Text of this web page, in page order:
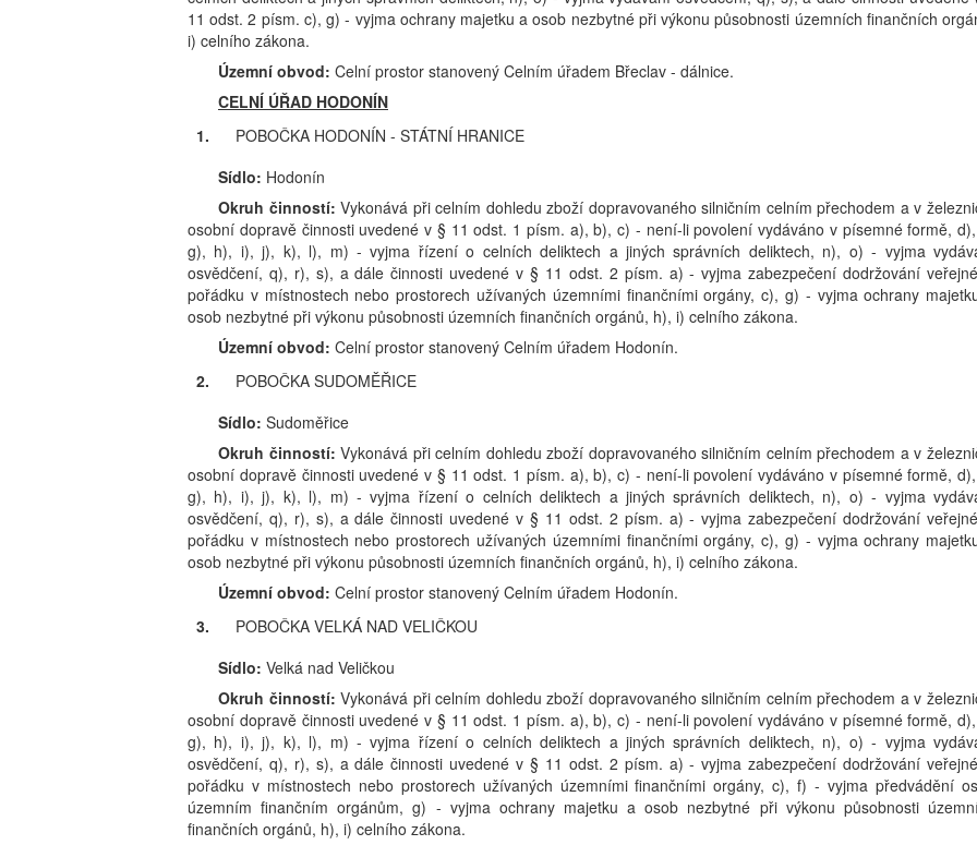
11 odst. 2 písm. c), g) - vyjma ochrany majetku a osob nezbytné při výkonu působnosti územních finančních
i) celního zákona.
Územní obvod: Celní prostor stanovený Celním úřadem Břeclav - dálnice.
CELNÍ ÚŘAD HODONÍN
1.
POBOČKA HODONÍN - STÁTNÍ HRANICE
Sídlo: Hodonín
Okruh činností: Vykonává při celním dohledu zboží dopravovaného silničním celním přechodem a v
osobní dopravě činnosti uvedené v § 11 odst. 1 písm. a), b), c) - není-li povolení vydáváno v písemné formě,
g), h), i), j), k), l), m) - vyjma řízení o celních deliktech a jiných správních deliktech, n), o) - vyjma
osvědčení, q), r), s), a dále činnosti uvedené v § 11 odst. 2 písm. a) - vyjma zabezpečení dodržování
pořádku v místnostech nebo prostorech užívaných územními finančními orgány, c), g) - vyjma ochrany
osob nezbytné při výkonu působnosti územních finančních orgánů, h), i) celního zákona.
Územní obvod: Celní prostor stanovený Celním úřadem Hodonín.
2.
POBOČKA SUDOMĚŘICE
Sídlo: Sudoměřice
Okruh činností: Vykonává při celním dohledu zboží dopravovaného silničním celním přechodem a v
osobní dopravě činnosti uvedené v § 11 odst. 1 písm. a), b), c) - není-li povolení vydáváno v písemné formě,
g), h), i), j), k), l), m) - vyjma řízení o celních deliktech a jiných správních deliktech, n), o) - vyjma
osvědčení, q), r), s), a dále činnosti uvedené v § 11 odst. 2 písm. a) - vyjma zabezpečení dodržování
pořádku v místnostech nebo prostorech užívaných územními finančními orgány, c), g) - vyjma ochrany
osob nezbytné při výkonu působnosti územních finančních orgánů, h), i) celního zákona.
Územní obvod: Celní prostor stanovený Celním úřadem Hodonín.
3.
POBOČKA VELKÁ NAD VELIČKOU
Sídlo: Velká nad Veličkou
Okruh činností: Vykonává při celním dohledu zboží dopravovaného silničním celním přechodem a v
osobní dopravě činnosti uvedené v § 11 odst. 1 písm. a), b), c) - není-li povolení vydáváno v písemné formě,
g), h), i), j), k), l), m) - vyjma řízení o celních deliktech a jiných správních deliktech, n), o) - vyjma
osvědčení, q), r), s), a dále činnosti uvedené v § 11 odst. 2 písm. a) - vyjma zabezpečení dodržování
pořádku v místnostech nebo prostorech užívaných územními finančními orgány, c), f) - vyjma předvádění
územním finančním orgánům, g) - vyjma ochrany majetku a osob nezbytné při výkonu působnosti
finančních orgánů, h), i) celního zákona.